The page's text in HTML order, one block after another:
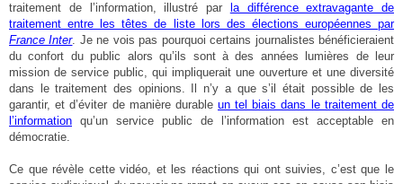
traitement de l’information, illustré par
la différence extravagante de
traitement entre les têtes de liste lors des élections européennes par
France Inter. Je ne vois pas pourquoi certains journalistes bénéficieraient
du confort du public alors qu’ils sont à des années lumières de leur
mission de service public, qui impliquerait une ouverture et une diversité
dans le traitement des opinions. Il n’y a que s’il était possible de les
garantir, et d’éviter de manière durable un tel biais dans le traitement de
l’information qu’un service public de l’information est acceptable en
démocratie.
Ce que révèle cette vidéo, et les réactions qui ont suivies, c’est que le